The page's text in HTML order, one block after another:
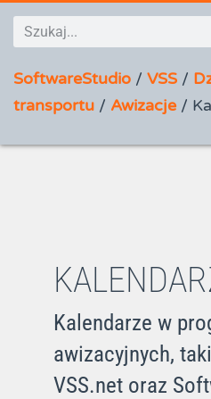
SoftwareStudio / VSS /
transportu / Awizacje/
Kalendarze w
awizacyjnych,
VSS.net oraz